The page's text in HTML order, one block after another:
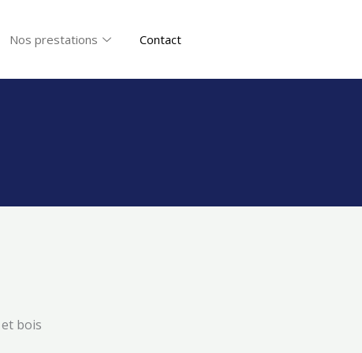
Nos prestations Contact
bois